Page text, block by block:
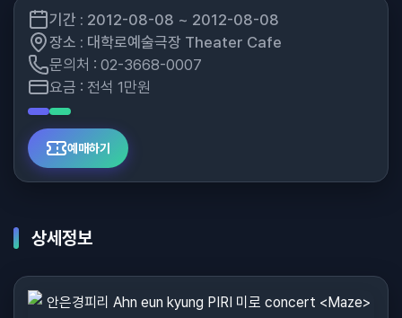
기간 : 2012-08-08 ~ 2012-08-08
장소 : 대학로예술극장 Theater Cafe
문의처 : 02-3668-0007
요금 : 전석 1만원
예매하기
상세정보